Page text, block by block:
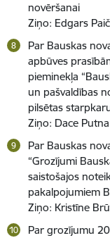
novēršanai
Ziņo: Edgars
Par Bauskas
apbūves
pieminekļa
un pašvaldības
pilsētas
Ziņo: Dace Putna
Par Bauskas
“Grozījumi
saistošajos
pakalpojumiem
Ziņo: Kristīne
Par grozījumu